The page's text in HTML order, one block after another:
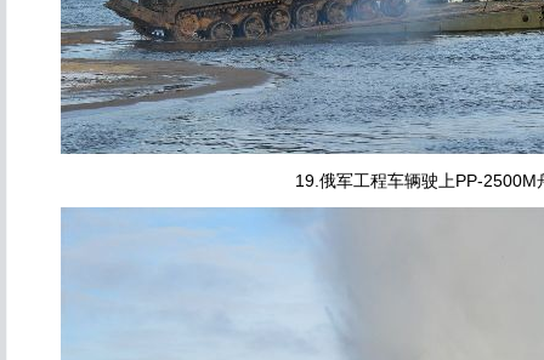
19.俄军工程车辆驶上PP-2500M